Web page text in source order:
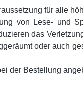
für alle
von Lese- und
das
oder auch
der Bestellung